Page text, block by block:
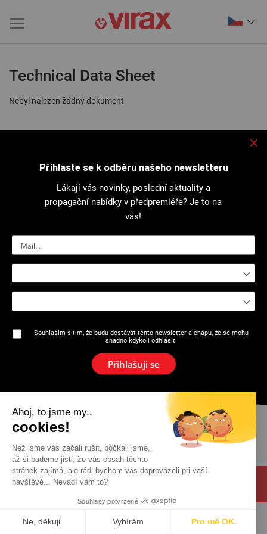
Technical Data Sheet
Nebyl nalezen žádný dokument
O značce
Aktuality
Kontakt
© 2026 Virax . All rights reserved . Právní předpisy
Přihlaste se k odběru našeho newsletteru
Lákají vás novinky, poslední aktuality a
propagační nabídky v předpremiéře? Je to na
vás!
Souhlasím s tím, že budu dostávat tento newsletter a chápu, že se mohu
snadno kdykoli odhlásit.
Přihlašuji se
Ahoj, to jsme my..
cookies!
Než jsme vás začali rušit, počkali jsme,
až si budeme jisti, že vás obsah těchto
stránek zajímá, ale rádi bychom vás doprovázeli při vaší
návštěvě... Nevadí vám to?
Souhlasy potvrzené
Ne, děkuji. Vybírám Pro mě OK.